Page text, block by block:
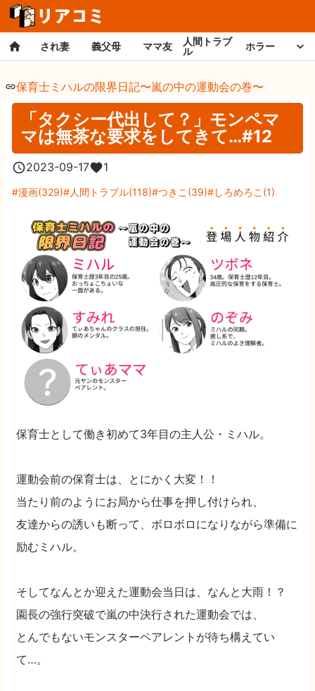
され妻 義父母 ママ友
人間トラブ
ル
ホラー
保育士ミハルの限界日記〜嵐の中の運動会の巻〜
「タクシー代出して？」モンペマ
マは無茶な要求をしてきて…#12
2023-09-17 1
漫画(329) 人間トラブル(118) つきこ (39) しろめろこ (1)
保育士として働き初めて3年目の主人公・ミハル。
運動会前の保育士は、とにかく大変！！
当たり前のようにお局から仕事を押し付けられ、
友達からの誘いも断って、ボロボロになりながら準備に
励むミハル。
そしてなんとか迎えた運動会当日は、なんと大雨！？
園長の強行突破で嵐の中決行された運動会では、
とんでもないモンスターペアレントが待ち構えてい
て…。